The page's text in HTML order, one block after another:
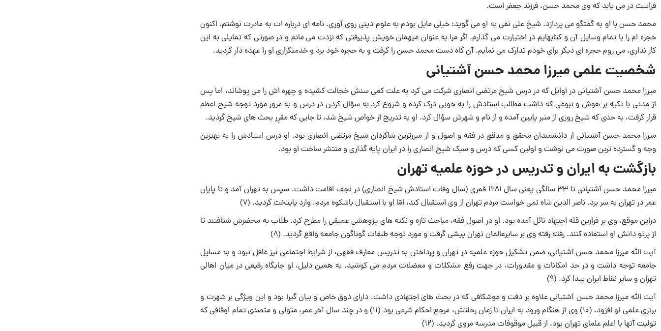
فراست در می یابد که وی محمد حسن، فرزند جعفر است.
محمد حسن با او به گفتگو می پردازد. شیخ علی نقی به او می گوید: خیلی مایل بودم به علوم دینی روی آوری. نامه ای درباره ات به مادرت نوشتم. اکنون
حجره ام را با تمام وسایل آن و کتابهایم در اختیارت می گذارم. اگر مرا به عنوان میهمان خویش پذیرفتی که نزدت می مانم و در صورتی که تمایلی به این
کار نداری، می روم حجره ای دیگر برای خودم تدارک می نمایم. آن گاه دست محمد حسن را گرفت و به حجره خود برد و خدمتگزاری او را عهده دار گردید.
شخصیت علمی میرزا محمد حسن آشتیانی
میرزا محمد حسن آشتیانی در اوایل که در درس شیخ مرتضى انصارى شرکت می کرد به علت کمى سنش خجالت ‏کشیده و چهره اش را مى‏ پوشاند، اما پس
از مدتى با تکیه بر هوش و نبوغى که داشت مطالب ‏استادش را به خوبى درک کرده و شروع کرد به سؤال کردن در درس و به مرور مورد توجه شیخ ‏اعظم
قرار گرفت، به حدى که شیخ روزى از منبر پایین آمده و از نام و شهرش سؤال کرد. او ‏به تدریج از خواص شیخ شد، تا جایى که مقرِر بحث‏ هاى شیخ گردید‎.
میرزا محمد حسن آشتیانی از دانشمندان محقق و مدقق در فقه و اصول و از مبرزترین شاگردان شیخ ‏مرتضى انصارى بود. او درس استادش را به بهترین
وجه و گسترده ترین صورت مى‏ نوشت و اولین ‏کسى که درس و سبک شیخ انصارى را در ایران پایه گذارى و منتشر ساخت او بود‎.
بازگشت به ایران و تدریس در حوزه علمیه تهران
میرزا محمد حسن آشتیانی تا ۳۳ سالگى یعنى سال ۱۲۸۱ قمرى (سال وفات استادش شیخ انصارى) در نجف اقامت ‏داشت. سپس به تهران آمد و تا پایان
عمر در تهران به سر برد. ناصر الدین شاه نمی خواست مردم تهران از وی استقبال کند، امّا او با استقبال باشکوه مردم، وارد پایتخت گردید. (۷)
دراین موقع، وی بر فرازین قله اجتهاد نائل آمده بود. او در اصول فقه، مباحث تازه و نکته های پژوهشی عمیقی را مطرح کرد. طلاب به محضرش شتافتند تا
از پرتو دانش او استفاده کنند. رفته رفته وی بر سایرعالمان تهران پیشی گرفت و مورد توجه طبقات گوناگون جامعه واقع گردید. (۸)
آیت الله میرزا محمد حسن آشتیانی، ضمن تشکیل حوزه علمیه در تهران و پرداختن به تدریس معارف فقهی، از شرایط اجتماعی نیز غافل نبود و به مسایل
جامعه توجه داشت و در حد امکانات و مقدورات، در جهت رفع مشکلات و معضلات مردم می کوشید. به همین دلیل، او جایگاه رفیعی در میان اهالی
تهران و سایر نقاط ایران پیدا کرد. (۹)
آیت الله میرزا محمد حسن آشتیانی علاوه بر دقت و موشکافی که در بحث های اجتهادی داشت، دارای ذوق خاص و بیان گیرا بود و این ویژگی بر شهرت و
برتری علمی او افزود. (۱۰) وی از هنگام ورود به ایران تا زمان رحلتش، مرجع احکام شرعی بود (۱۱) و در چند سال آخر عمر، متولی و متصدی تمام اوقافی که
تولیت آنها با اعلم علمای تهران بود، از قبیل موقوفات مدرسه مروی گردید. (۱۲)